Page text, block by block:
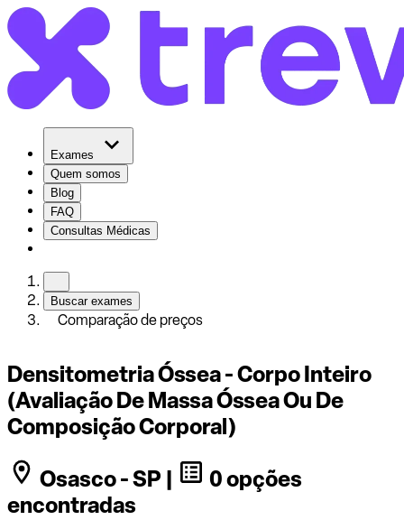
Exames
Quem somos
Blog
FAQ
Consultas Médicas
Buscar exames
Comparação de preços
Densitometria Óssea - Corpo Inteiro
(Avaliação De Massa Óssea Ou De
Composição Corporal)
Osasco - SP |
0 opções
encontradas